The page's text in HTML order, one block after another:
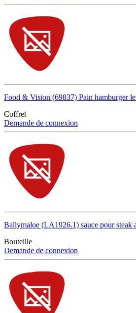
Food & Vision (69837) Pain hamburger
Coffret
Demande de connexion
Ballymaloe (LA1926.1) sauce pour steak
Bouteille
Demande de connexion